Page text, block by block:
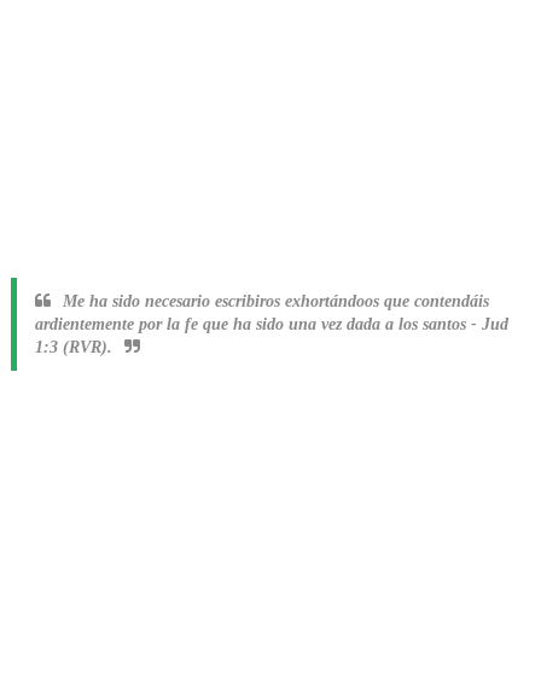
Me ha sido necesario escribiros exhortándoos que contendáis
ardientemente por la fe que ha sido una vez dada a los santos - Jud
1:3 (RVR).